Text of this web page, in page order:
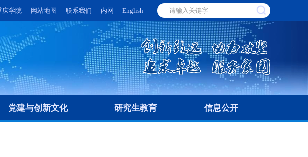
庆学院 网站地图 联系我们 内网 English
党建与创新文化 研究生教育 信息公开